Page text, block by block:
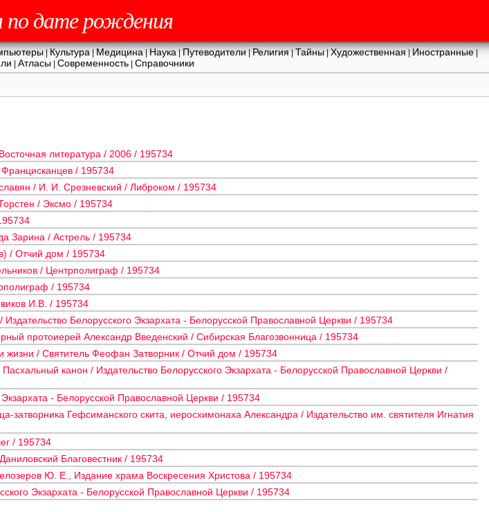
по дате рождения
|Культура|Медицина|Наука|Путеводители|Религия|Тайны|Художественная|Иностранные|
Атласы Современность Справочники
литература / 2006 / 195734
Францисканцев / 195734
/ И. И. Срезневский / Либроком / 195734
/ Эксмо / 195734
Зарина / Астрель / 195734
/ Отчий дом / 195734
/ Центрполиграф / 195734
/ 195734
И.В. / 195734
Белорусского Экзархата - Белорусской Православной Церкви / 195734
протоиерей Александр Введенский / Сибирская Благозвонница / 195734
/ Святитель Феофан Затворник / Отчий дом / 195734
канон / Издательство Белорусского Экзархата - Белорусской Православной Церкви /
- Белорусской Православной Церкви / 195734
затворника Гефсиманского скита, иеросхимонаха Александра / Издательство им. святителя Игнатия
/ 195734
Благовестник / 195734
Ю. Е., Издание храма Воскресения Христова / 195734
Экзархата - Белорусской Православной Церкви / 195734